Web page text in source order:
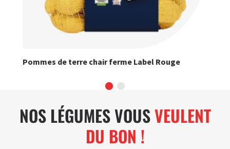
Pommes de terre chair ferme Label Rouge
NOS LÉGUMES VOUSVEULENT
DU BON !